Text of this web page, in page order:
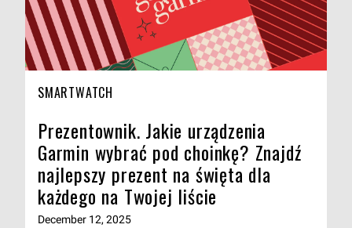
SMARTWATCH
Prezentownik. Jakie urządzenia
Garmin wybrać pod choinkę? Znajdź
najlepszy prezent na święta dla
każdego na Twojej liście
December 12, 2025